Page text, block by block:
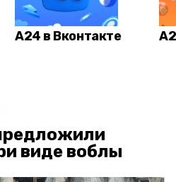
А24 в Вконтакте
виде воблы